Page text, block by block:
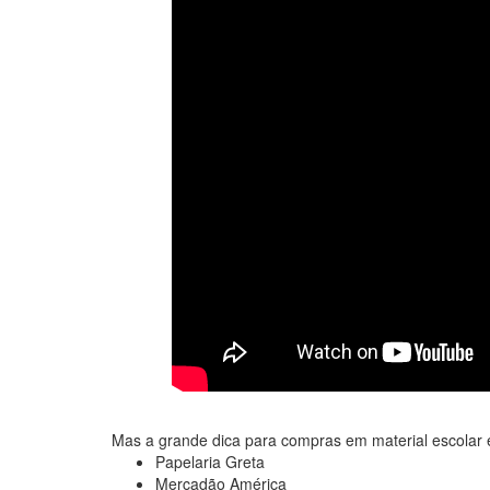
Mas a grande dica para compras em material escolar
Papelaria Greta
Mercadão América